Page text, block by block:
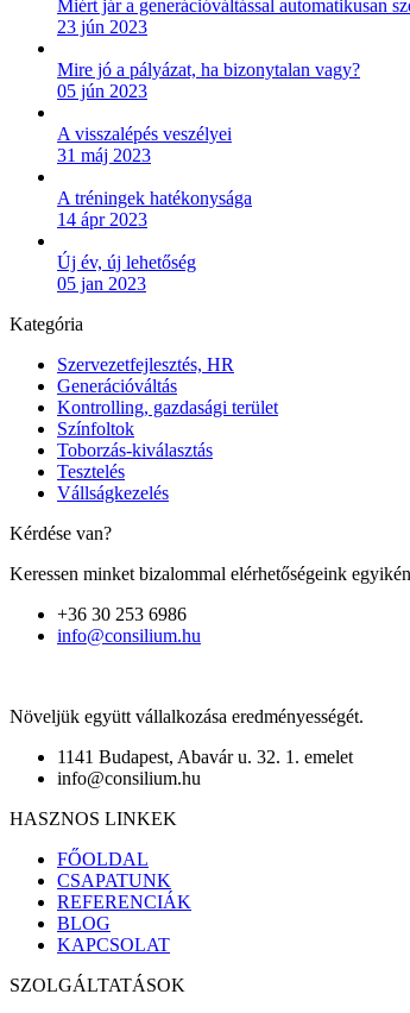
Miért jár a generációváltással automatikusan
23 jún 2023
Mire jó a pályázat, ha bizonytalan vagy?
05 jún 2023
A visszalépés veszélyei
31 máj 2023
A tréningek hatékonysága
14 ápr 2023
Új év, új lehetőség
05 jan 2023
Kategória
Szervezetfejlesztés, HR
Generációváltás
Kontrolling, gazdasági terület
Színfoltok
Toborzás-kiválasztás
Tesztelés
Vállságkezelés
Kérdése van?
Keressen minket bizalommal elérhetőségeink
+36 30 253 6986
info@consilium.hu
Növeljük együtt vállalkozása eredményességét.
1141 Budapest, Abavár u. 32. 1. emelet
info@consilium.hu
HASZNOS LINKEK
FŐOLDAL
CSAPATUNK
REFERENCIÁK
BLOG
KAPCSOLAT
SZOLGÁLTATÁSOK